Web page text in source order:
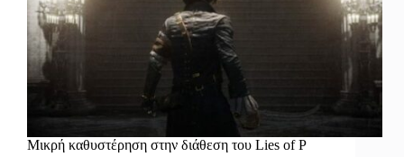
Μικρή καθυστέρηση στην διάθεση του Lies of P